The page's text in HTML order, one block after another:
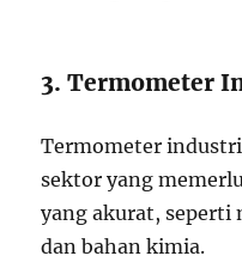
3. Termometer
Termometer
sektor yang
yang akurat, seperti
dan bahan kimia.